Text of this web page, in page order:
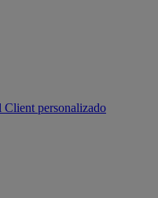
Client personalizado